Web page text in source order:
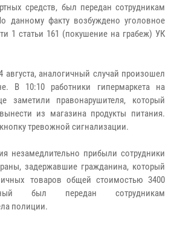
средств, был передан сотрудникам
данному факту возбуждено уголовное
1 статьи 161 (покушение на грабеж) УК
аналогичный случай произошел
В 10:10 работники гипермаркета на
заметили правонарушителя, который
из магазина продукты питания.
тревожной сигнализации.
незамедлительно прибыли сотрудники
задержавшие гражданина, который
товаров общей стоимостью 3400
был передан сотрудникам
полиции.